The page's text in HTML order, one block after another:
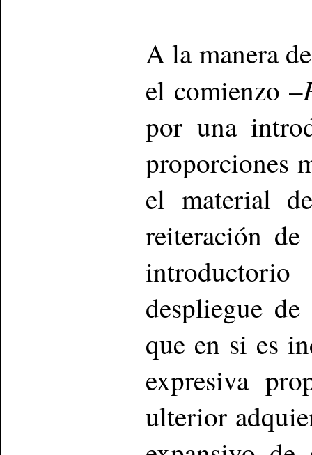
A la manera
el comienzo –
por una
proporciones
el material
reiteración
despliegue
que en si es
expresiva
ulterior